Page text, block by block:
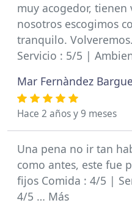
muy acogedor, tienen
nosotros escogimos
tranquilo.
Servicio : 5/5 |
Mar Fernàndez
Hace 2 años y 9 meses
Una pena no ir tan
como antes, este fue
fijos Comida : 4/5 |
4/5 … Más